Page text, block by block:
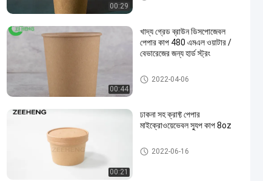
00:29
00:44
খাদ্য গ্রেড ব্রাউন ডিসপোজেবল
পেপার কাপ 480 এমএল ওয়াটার /
বেভারেজের জন্য হার্ড স্ট্রং
ক্রাফট স্যুপ কাপ
2022-04-06
00:21
ঢাকনা সহ ক্রাফ্ট পেপার
মাইক্রোওয়েভেবল স্যুপ কাপ 8oz
জানালা সহ ক্রাফ্ট পেপার বক্স
2022-06-16